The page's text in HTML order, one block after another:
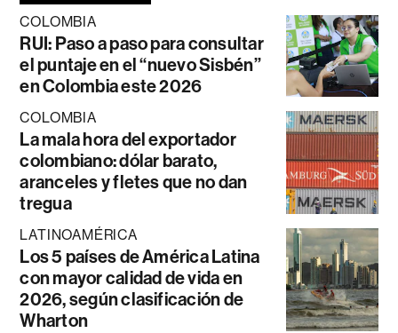
COLOMBIA
RUI: Paso a paso para consultar
el puntaje en el “nuevo Sisbén”
en Colombia este 2026
COLOMBIA
La mala hora del exportador
colombiano: dólar barato,
aranceles y fletes que no dan
tregua
LATINOAMÉRICA
Los 5 países de América Latina
con mayor calidad de vida en
2026, según clasificación de
Wharton